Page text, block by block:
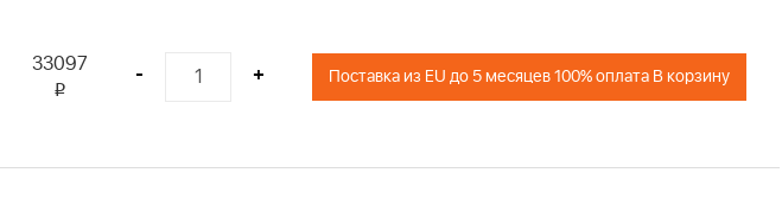
33097
i
- + Поставка из EU до 5 месяцев 100% оплата В корзину